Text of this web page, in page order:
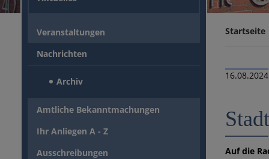
Veranstaltungen
Nachrichten
Archiv
Amtliche Bekanntmachungen
Ihr Anliegen A - Z
Ausschreibungen
Startseite
16.08.2024
Auf die